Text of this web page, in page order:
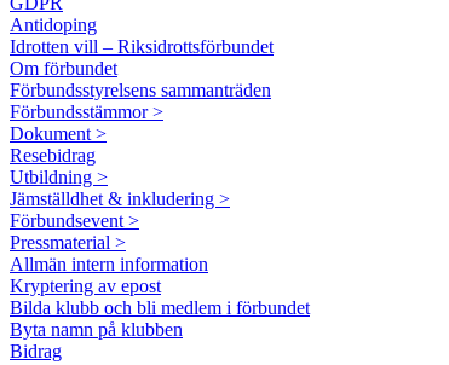
Antidoping
Idrotten vill – Riksidrottsförbundet
Om förbundet
Förbundsstyrelsens sammanträden
Förbundsstämmor >
Dokument >
Resebidrag
Utbildning >
Jämställdhet & inkludering >
Förbundsevent >
Pressmaterial >
Allmän intern information
Kryptering av epost
Bilda klubb och bli medlem i förbundet
Byta namn på klubben
Bidrag